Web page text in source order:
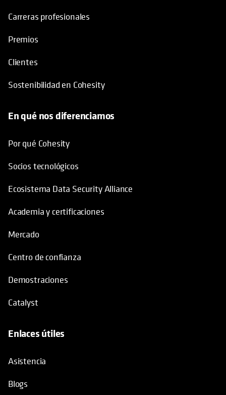
Carreras profesionales
Premios
Clientes
Sostenibilidad en Cohesity
En qué nos diferenciamos
Por qué Cohesity
Socios tecnológicos
Ecosistema Data Security Alliance
Academia y certificaciones
Mercado
Centro de confianza
Demostraciones
Catalyst
Enlaces útiles
Asistencia
Blogs